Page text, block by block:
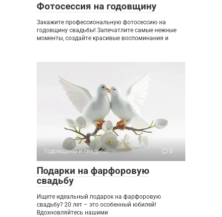
Фотосессия на годовщину
Закажите профессиональную фотосессию на
годовщину свадьбы! Запечатлите самые нежные
моменты, создайте красивые воспоминания и
Годовщины и свадьбы 0
Подарки на фарфоровую
свадьбу
Ищете идеальный подарок на фарфоровую
свадьбу? 20 лет – это особенный юбилей!
Вдохновляйтесь нашими